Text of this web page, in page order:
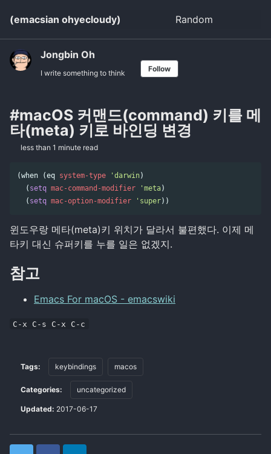
primary
navigation
content
footer
(emacsian ohyecloudy) Random
Jongbin Oh
I write something to think Follow
#macOS 커맨드(command) 키를 메
타(meta) 키로 바인딩 변경
less than 1 minute read
(when (eq system-type 'darwin)
( setq mac-command-modifier 'meta)
( setq mac-option-modifier 'super))
윈도우랑 메타(meta)키 위치가 달라서 불편했다. 이제 메
타키 대신 슈퍼키를 누를 일은 없겠지.
참고
Emacs For macOS - emacswiki
C-x C-s C-x C-c
Tags: keybindings macos
Categories: uncategorized
Updated: 2017-06-17